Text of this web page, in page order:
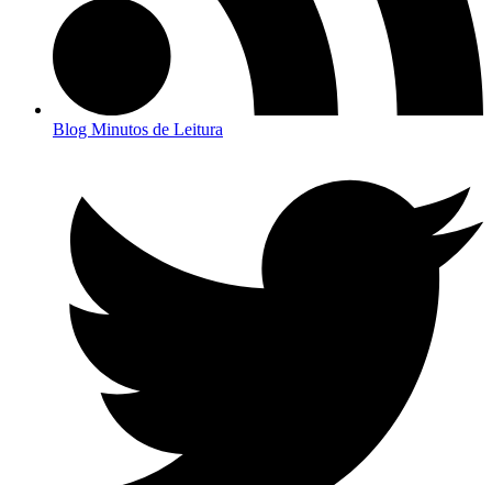
Blog Minutos de Leitura